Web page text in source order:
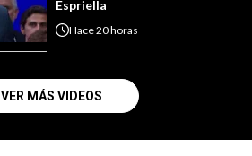
Espriella
Hace20 horas
VER MÁS VIDEOS